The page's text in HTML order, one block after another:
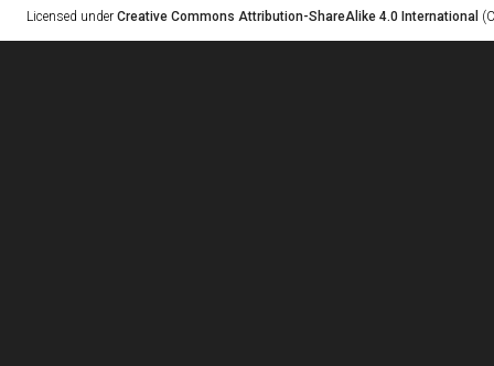
Licensed under Creative Commons Attribution-ShareAlike 4.0 International